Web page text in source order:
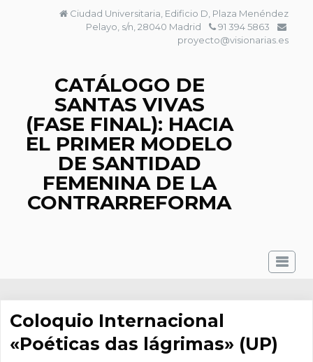
Ciudad Universitaria, Edificio D, Plaza Menéndez
Pelayo, s/n, 28040 Madrid
91 394 5863
proyecto@visionarias.es
CATÁLOGO DE
SANTAS VIVAS
(FASE FINAL): HACIA
EL PRIMER MODELO
DE SANTIDAD
FEMENINA DE LA
CONTRARREFORMA
Coloquio Internacional
«Poéticas das lágrimas» (UP)